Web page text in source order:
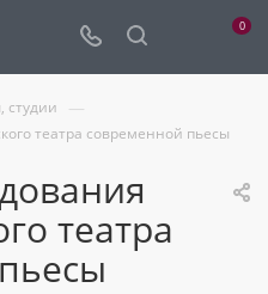
0
студии —
театра современной пьесы
театра